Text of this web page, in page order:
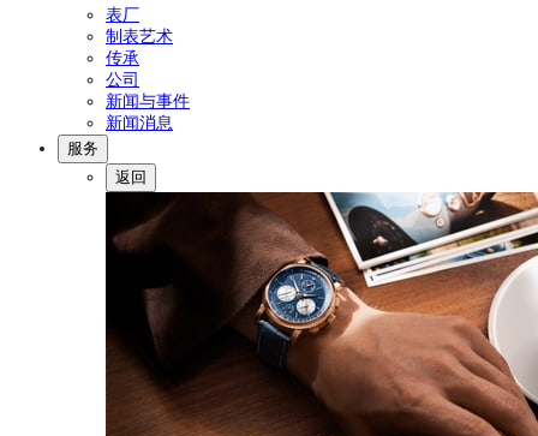
表厂
制表艺术
传承
公司
新闻与事件
新闻消息
服务
返回